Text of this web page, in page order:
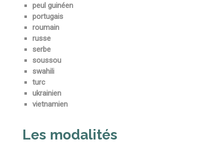
peul guinéen
portugais
roumain
russe
serbe
soussou
swahili
turc
ukrainien
vietnamien
Les modalités